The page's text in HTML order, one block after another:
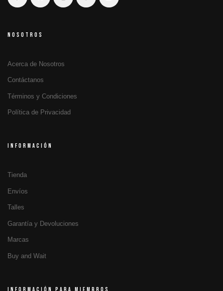
NOSOTROS
Acerca de Nosotros
Contáctanos
Términos y Condiciones
Política de Privacidad
INFORMACIÓN
Tienda
Envíos
Talles
Garantía y Devoluciones
Marcas
Buy and Wait
INFORMACIÓN PARA MIEMBROS